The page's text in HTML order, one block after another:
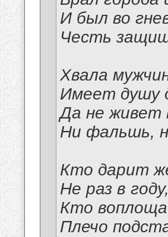
И был во
Честь
Хвала
Имеет душу
Да не живет
Ни фальшь,
Кто дарит
Не раз в
Кто
Плечо